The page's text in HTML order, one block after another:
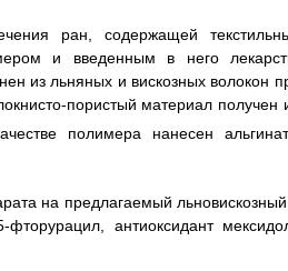
ран, содержащей
и введенным в него
из льняных и вискозных волокон
пористый материал
полимера нанесен
на предлагаемый
антиоксидант